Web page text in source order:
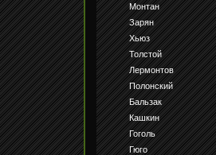
Монтан
Зарян
Хьюз
Толстой
Лермонтов
Полонский
Бальзак
Кашкин
Гоголь
Гюго